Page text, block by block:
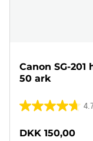
Canon SG-
50 ark
4.7
DKK 150,00